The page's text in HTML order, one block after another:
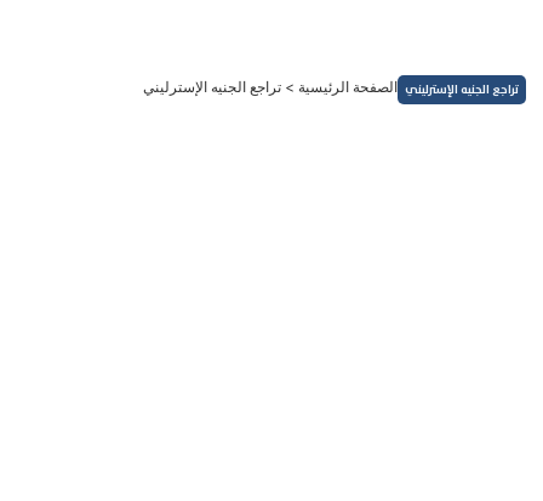
المحتوى
تراجع الجنيه الإسترليني الصفحة الرئيسية > تراجع الجنيه الإسترليني